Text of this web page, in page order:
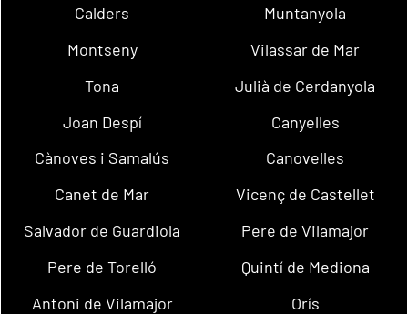
Calders
Muntanyola
Montseny
Vilassar de Mar
Tona
Julià de Cerdanyola
Joan Despí
Canyelles
Cànoves i Samalús
Canovelles
Canet de Mar
Vicenç de Castellet
Salvador de Guardiola
Pere de Vilamajor
Pere de Torelló
Quintí de Mediona
Antoni de Vilamajor
Orís